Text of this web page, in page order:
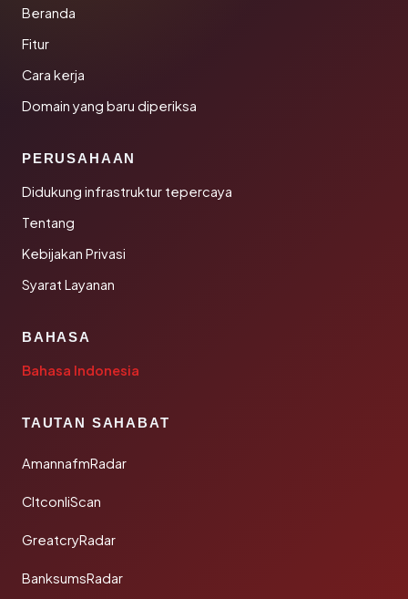
Beranda
Fitur
Cara kerja
Domain yang baru diperiksa
PERUSAHAAN
Didukung infrastruktur tepercaya
Tentang
Kebijakan Privasi
Syarat Layanan
BAHASA
Bahasa Indonesia
TAUTAN SAHABAT
AmannafmRadar
CltconliScan
GreatcryRadar
BanksumsRadar